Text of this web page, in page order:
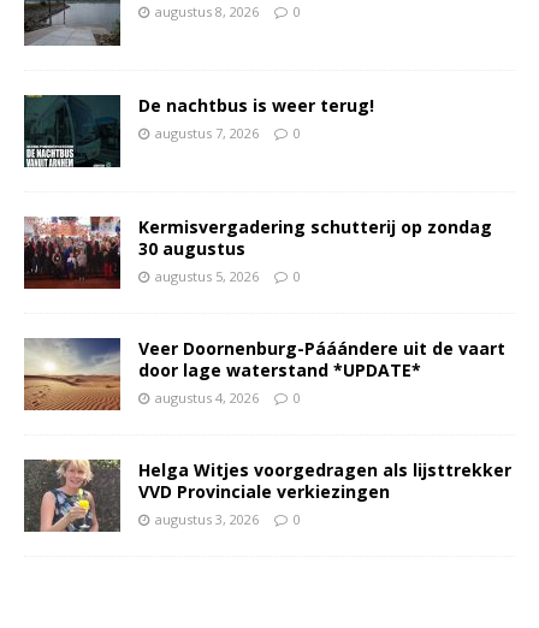
augustus 8, 2026 0
De nachtbus is weer terug!
augustus 7, 2026 0
Kermisvergadering schutterij op zondag
30 augustus
augustus 5, 2026 0
Veer Doornenburg-Pááándere uit de vaart
door lage waterstand *UPDATE*
augustus 4, 2026 0
Helga Witjes voorgedragen als lijsttrekker
VVD Provinciale verkiezingen
augustus 3, 2026 0